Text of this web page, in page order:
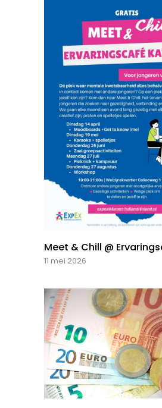
Meet & Chill @
11 mei 2026